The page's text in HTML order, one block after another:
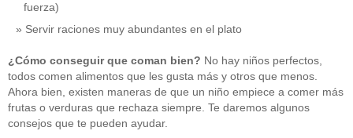
fuerza)
Servir raciones muy abundantes en el plato
¿Cómo conseguir que coman bien? No hay niños perfectos,
todos comen alimentos que les gusta más y otros que menos.
Ahora bien, existen maneras de que un niño empiece a comer más
frutas o verduras que rechaza siempre. Te daremos algunos
consejos que te pueden ayudar.